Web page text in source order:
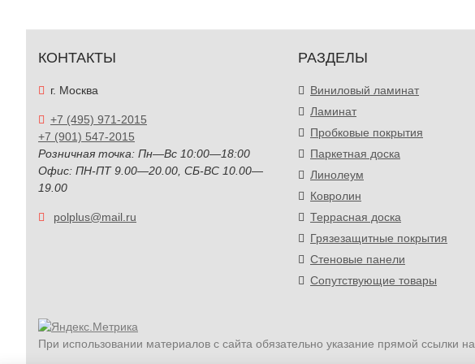
КОНТАКТЫ
г. Москва
+7 (495) 971-2015
+7 (901) 547-2015
Розничная точка: Пн—Вс 10:00—18:00
Офис: ПН-ПТ 9.00—20.00, СБ-ВС 10.00—
19.00
polplus@mail.ru
РАЗДЕЛЫ
Виниловый ламинат
Ламинат
Пробковые покрытия
Паркетная доска
Линолеум
Ковролин
Террасная доска
Грязезащитные покрытия
Стеновые панели
Сопутствующие товары
При использовании материалов с сайта обязательно указание прямой ссылки на